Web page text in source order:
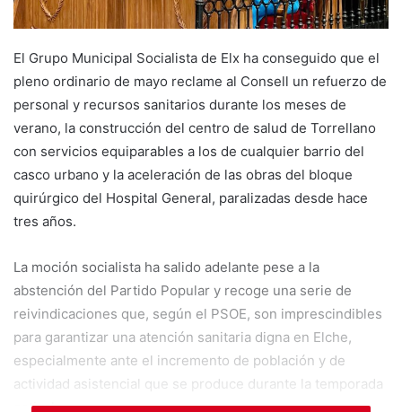
El Grupo Municipal Socialista de Elx ha conseguido que el
pleno ordinario de mayo reclame al Consell un refuerzo de
personal y recursos sanitarios durante los meses de
verano, la construcción del centro de salud de Torrellano
con servicios equiparables a los de cualquier barrio del
casco urbano y la aceleración de las obras del bloque
quirúrgico del Hospital General, paralizadas desde hace
tres años.
La moción socialista ha salido adelante pese a la
abstención del Partido Popular y recoge una serie de
reivindicaciones que, según el PSOE, son imprescindibles
para garantizar una atención sanitaria digna en Elche,
especialmente ante el incremento de población y de
actividad asistencial que se produce durante la temporada
estival.